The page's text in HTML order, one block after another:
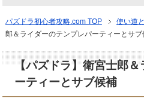
パズドラ初心者攻略.com TOP 使い道
郎＆ライダーのテンプレパーティーとサブ
【パズドラ】衛宮士郎
ーティーとサブ候補